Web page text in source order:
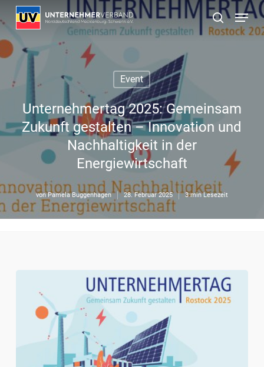
Skip
to
main
content
suchen
Menu
Event
Unternehmertag 2025: Gemeinsam
Zukunft gestalten – Innovation und
Nachhaltigkeit in der
Energiewirtschaft
von Pamela Buggenhagen 28. Februar 2025 3 min Lesezeit